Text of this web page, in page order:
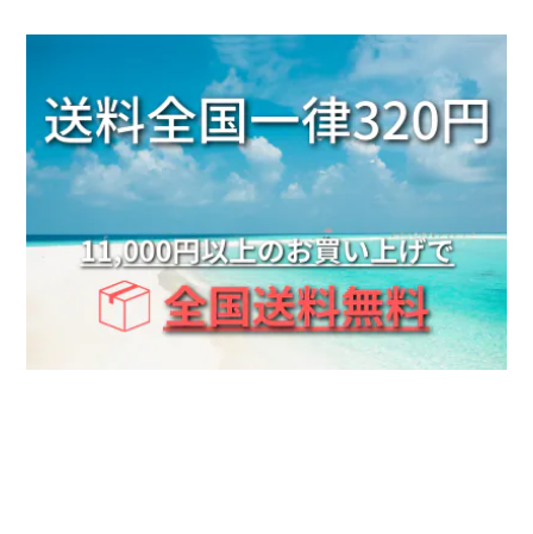
2025/06/17
友達とお揃いで付けようと思い シルバーと ゴールド
２個買いしちゃいました。 はやく、渡したいです。
2025/06/17
友達とお揃いで付けようと思い シルバーと ゴールド
２個買いしちゃいました。 はやく、渡したいです。